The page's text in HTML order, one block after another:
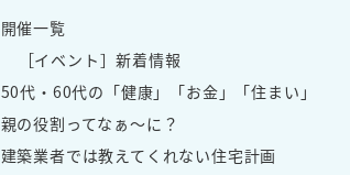
開催一覧
［イベント］新着情報
50代・60代の「健康」「お金」「住まい」
親の役割ってなぁ～に？
建築業者では教えてくれない住宅計画